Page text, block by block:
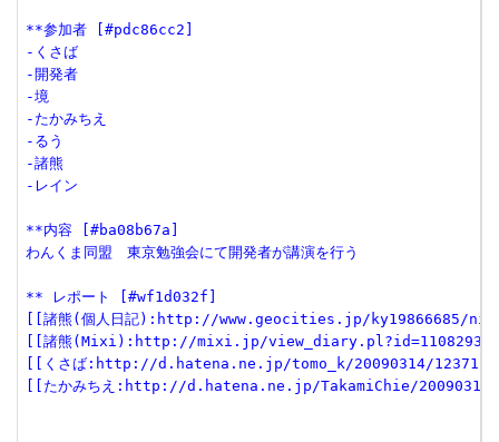
**参加者 [#pdc86cc2]
-くさば
-開発者
-境
-たかみちえ
-るう
-諸熊
-レイン
**内容 [#ba08b67a]
わんくま同盟　東京勉強会にて開発者が講演を行う
** レポート [#wf1d032f]
[[諸熊(個人日記):http://www.geocities.jp/ky19866685/nikki/
[[諸熊(Mixi):http://mixi.jp/
[[くさば:http://d.hatena.ne.jp/tomo_k/20090314/
[[たかみちえ:http://d.hatena.ne.jp/TakamiChie/20090315/